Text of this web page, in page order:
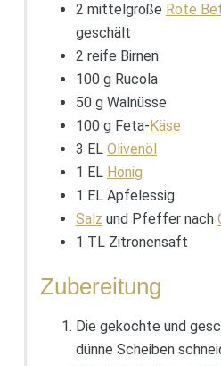
2 mittelgroße Rote
geschält
2 reife Birnen
100 g Rucola
50 g Walnüsse
100 g Feta- Käse
3 EL Olivenöl
1 EL Honig
1 EL Apfelessig
Salz und Pfeffer nach
1 TL Zitronensaft
Zubereitung
Die gekochte und
dünne Scheiben